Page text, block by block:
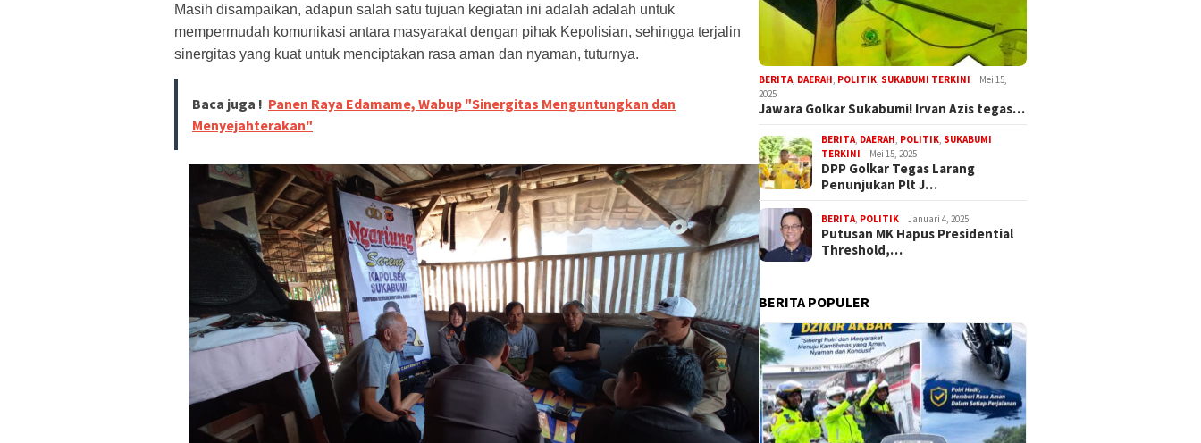
Masih disampaikan, adapun salah satu tujuan kegiatan ini adalah adalah untuk
mempermudah komunikasi antara masyarakat dengan pihak Kepolisian, sehingga terjalin
sinergitas yang kuat untuk menciptakan rasa aman dan nyaman, tuturnya.
Baca juga ! Panen Raya Edamame, Wabup "Sinergitas Menguntungkan dan
Menyejahterakan"
BERITA DAERAH POLITIK SUKABUMI TERKINI
Mei 15,
2025
Jawara Golkar Sukabumi! Irvan Azis tegas…
BERITA DAERAH POLITIK SUKABUMI
TERKINI
Mei 15, 2025
DPP Golkar Tegas Larang
Penunjukan Plt J…
BERITA POLITIK Januari 4, 2025
Putusan MK Hapus Presidential
Threshold,…
BERITA POPULER